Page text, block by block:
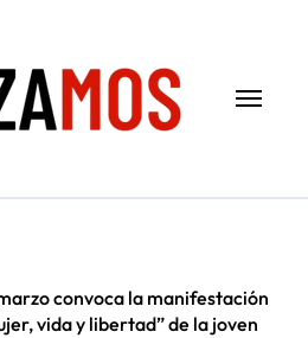
convoca la manifestación
vida y libertad” de la joven